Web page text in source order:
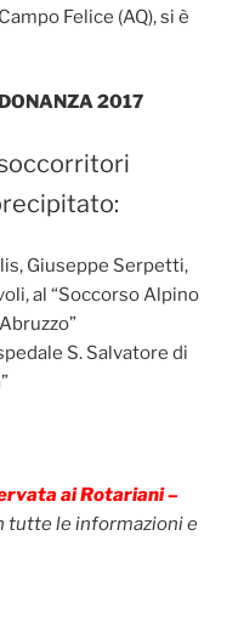
Felice (AQ), si è
2017
Giuseppe Serpetti,
al “Soccorso Alpino
S. Salvatore di
ai Rotariani –
tutte le informazioni e